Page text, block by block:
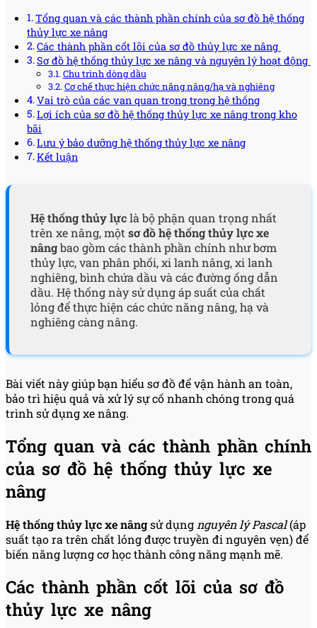
Tổng quan và các thành phần chính của sơ đồ hệ thống
thủy lực xe nâng
Các thành phần cốt lõi của sơ đồ thủy lực xe nâng
Sơ đồ hệ thống thủy lực xe nâng và nguyên lý hoạt động
Chu trình dòng dầu
Cơ chế thực hiện chức năng nâng/hạ và nghiêng
Vai trò của các van quan trọng trong hệ thống
Lợi ích của sơ đồ hệ thống thủy lực xe nâng trong kho
bãi
Lưu ý bảo dưỡng hệ thống thủy lực xe nâng
Kết luận
Hệ thống thủy lựclà bộ phận quan trọng nhất
trên xe nâng, mộtsơ đồ hệ thống thủy lực xe
nângbao gồm các thành phần chính như bơm
thủy lực, van phân phối, xi lanh nâng, xi lanh
nghiêng, bình chứa dầu và các đường ống dẫn
dầu. Hệ thống này sử dụng áp suất của chất
lỏng để thực hiện các chức năng nâng, hạ và
nghiêng càng nâng.
Bài viết này giúp bạn hiểu sơ đồ để vận hành an toàn,
bảo trì hiệu quả và xử lý sự cố nhanh chóng trong quá
trình sử dụng xe nâng.
Tổng quan và các thành phần chính
của sơ đồ hệ thống thủy lực xe
nâng
Hệ thống thủy lực xe nângsử dụng nguyên lý Pascal(áp
suất tạo ra trên chất lỏng được truyền đi nguyên vẹn) để
biến năng lượng cơ học thành công năng mạnh mẽ.
Các thành phần cốt lõi của sơ đồ
thủy lực xe nâng